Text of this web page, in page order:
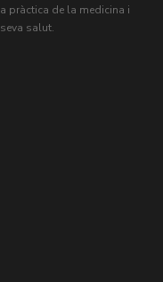
pràctica de la medicina i
salut.